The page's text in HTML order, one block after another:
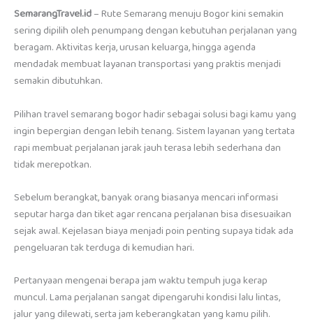
SemarangTravel.id– Rute Semarang menuju Bogor kini semakin
sering dipilih oleh penumpang dengan kebutuhan perjalanan yang
beragam. Aktivitas kerja, urusan keluarga, hingga agenda
mendadak membuat layanan transportasi yang praktis menjadi
semakin dibutuhkan.
Pilihan travel semarang bogor hadir sebagai solusi bagi kamu yang
ingin bepergian dengan lebih tenang. Sistem layanan yang tertata
rapi membuat perjalanan jarak jauh terasa lebih sederhana dan
tidak merepotkan.
Sebelum berangkat, banyak orang biasanya mencari informasi
seputar harga dan tiket agar rencana perjalanan bisa disesuaikan
sejak awal. Kejelasan biaya menjadi poin penting supaya tidak ada
pengeluaran tak terduga di kemudian hari.
Pertanyaan mengenai berapa jam waktu tempuh juga kerap
muncul. Lama perjalanan sangat dipengaruhi kondisi lalu lintas,
jalur yang dilewati, serta jam keberangkatan yang kamu pilih.